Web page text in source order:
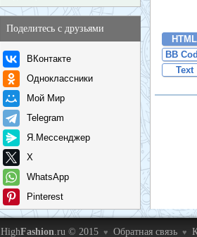
Поделитесь с друзьями
ВКонтакте
Одноклассники
Мой Мир
Telegram
Я.Мессенджер
X
WhatsApp
Pinterest
HTML
BB
Text
HighFashion.ru © 2015 ♥ Обратная связь ♥